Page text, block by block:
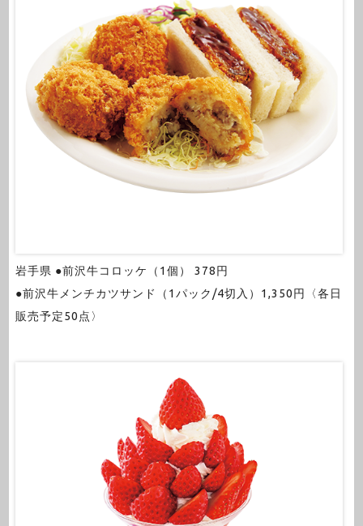
岩手県 ●前沢牛コロッケ（1個） 378円
●前沢牛メンチカツサンド（1パック/4切入）1,350円〈各日
販売予定50点〉